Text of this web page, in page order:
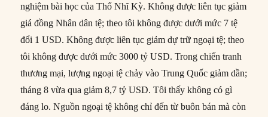
nghiệm bài học của Thổ Nhĩ Kỳ. Không được liên tục giảm
giá đồng Nhân dân tệ; theo tôi không được dưới mức 7 tệ
đổi 1 USD. Không được liên tục giảm dự trữ ngoại tệ; theo
tôi không được dưới mức 3000 tỷ USD. Trong chiến tranh
thương mại, lượng ngoại tệ chảy vào Trung Quốc giảm dần;
tháng 8 vừa qua giảm 8,7 tỷ USD. Tôi thấy không có gì
đáng lo. Nguồn ngoại tệ không chỉ đến từ buôn bán mà còn